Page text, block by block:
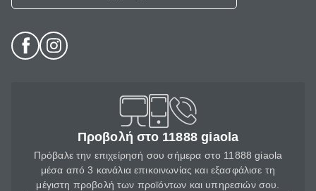
Προβολή στο 11888 giaola
Πρόβαλε την επιχείρησή σου σήμερα στο 11888 giaola
μέσα από 3 κανάλια επικοινωνίας και εξασφάλισε τη
μέγιστη προβολή των προϊόντων και υπηρεσιών σου.